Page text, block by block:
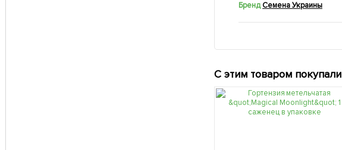
Бренд Семена Украины
С этим товаром покупали